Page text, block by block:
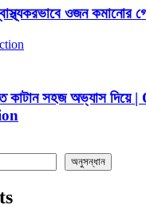
ওজন কমানোর
কাটান সহজ অভ্যাস
অনুসন্ধান